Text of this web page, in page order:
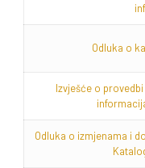
Odluka o
Izvješće o
Odluka o izmjenama i